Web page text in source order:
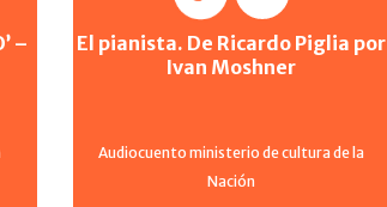
–
El pianista. De Ricardo Piglia por
Ivan Moshner
Audiocuento ministerio de cultura de la
Nación